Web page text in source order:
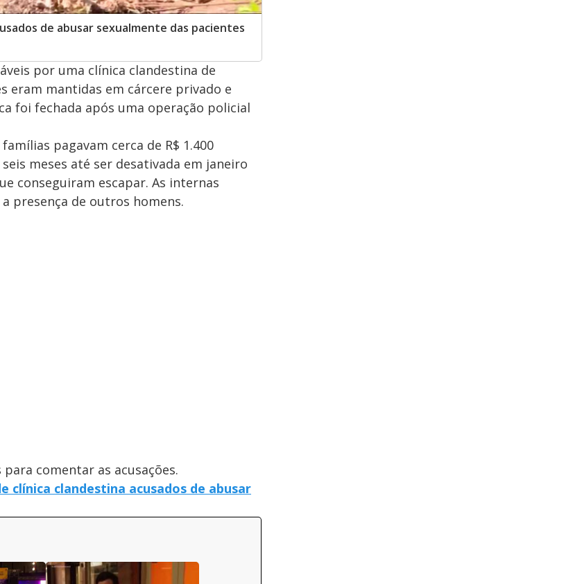
de abusar sexualmente das pacientes
por uma clínica clandestina de
eram mantidas em cárcere privado e
foi fechada após uma operação policial
pagavam cerca de R$ 1.400
meses até ser desativada em janeiro
conseguiram escapar. As internas
presença de outros homens.
comentar as acusações.
clínica clandestina acusados de abusar